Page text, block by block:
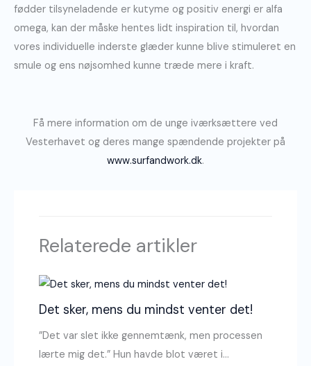
fødder tilsyneladende er kutyme og positiv energi er alfa
omega, kan der måske hentes lidt inspiration til, hvordan
vores individuelle inderste glæder kunne blive stimuleret en
smule og ens nøjsomhed kunne træde mere i kraft.
Få mere information om de unge iværksættere ved
Vesterhavet og deres mange spændende projekter på
www.surfandwork.dk.
Relaterede artikler
Det sker, mens du mindst venter det!
”Det var slet ikke gennemtænk, men processen
lærte mig det.” Hun havde blot været i…